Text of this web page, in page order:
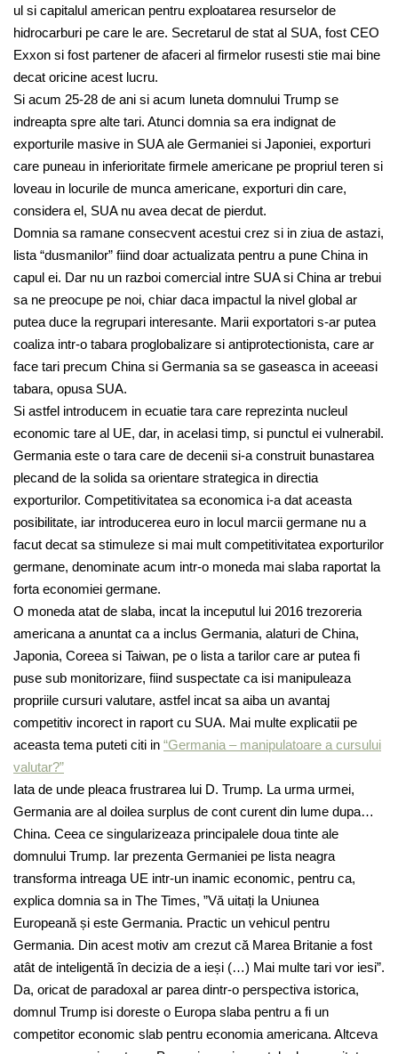
ul si capitalul american pentru exploatarea resurselor de
hidrocarburi pe care le are. Secretarul de stat al SUA, fost CEO
Exxon si fost partener de afaceri al firmelor rusesti stie mai bine
decat oricine acest lucru.
Si acum 25-28 de ani si acum luneta domnului Trump se
indreapta spre alte tari. Atunci domnia sa era indignat de
exporturile masive in SUA ale Germaniei si Japoniei, exporturi
care puneau in inferioritate firmele americane pe propriul teren si
loveau in locurile de munca americane, exporturi din care,
considera el, SUA nu avea decat de pierdut.
Domnia sa ramane consecvent acestui crez si in ziua de astazi,
lista “dusmanilor” fiind doar actualizata pentru a pune China in
capul ei. Dar nu un razboi comercial intre SUA si China ar trebui
sa ne preocupe pe noi, chiar daca impactul la nivel global ar
putea duce la regrupari interesante. Marii exportatori s-ar putea
coaliza intr-o tabara proglobalizare si antiprotectionista, care ar
face tari precum China si Germania sa se gaseasca in aceeasi
tabara, opusa SUA.
Si astfel introducem in ecuatie tara care reprezinta nucleul
economic tare al UE, dar, in acelasi timp, si punctul ei vulnerabil.
Germania este o tara care de decenii si-a construit bunastarea
plecand de la solida sa orientare strategica in directia
exporturilor. Competitivitatea sa economica i-a dat aceasta
posibilitate, iar introducerea euro in locul marcii germane nu a
facut decat sa stimuleze si mai mult competitivitatea exporturilor
germane, denominate acum intr-o moneda mai slaba raportat la
forta economiei germane.
O moneda atat de slaba, incat la inceputul lui 2016 trezoreria
americana a anuntat ca a inclus Germania, alaturi de China,
Japonia, Coreea si Taiwan, pe o lista a tarilor care ar putea fi
puse sub monitorizare, fiind suspectate ca isi manipuleaza
propriile cursuri valutare, astfel incat sa aiba un avantaj
competitiv incorect in raport cu SUA. Mai multe explicatii pe
aceasta tema puteti citi in “Germania – manipulatoare a cursului
valutar?”
Iata de unde pleaca frustrarea lui D. Trump. La urma urmei,
Germania are al doilea surplus de cont curent din lume dupa…
China. Ceea ce singularizeaza principalele doua tinte ale
domnului Trump. Iar prezenta Germaniei pe lista neagra
transforma intreaga UE intr-un inamic economic, pentru ca,
explica domnia sa in The Times, ”Vă uitați la Uniunea
Europeană și este Germania. Practic un vehicul pentru
Germania. Din acest motiv am crezut că Marea Britanie a fost
atât de inteligentă în decizia de a ieși (…) Mai multe tari vor iesi”.
Da, oricat de paradoxal ar parea dintr-o perspectiva istorica,
domnul Trump isi doreste o Europa slaba pentru a fi un
competitor economic slab pentru economia americana. Altceva